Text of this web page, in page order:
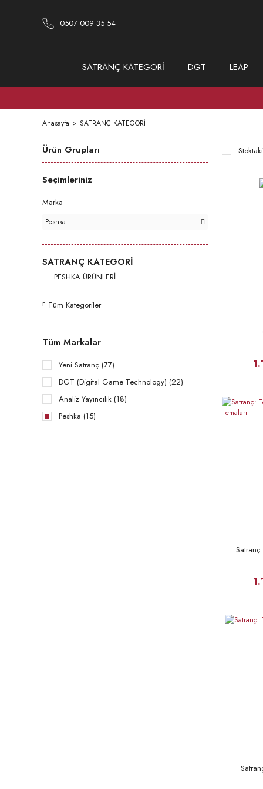
0507 009 35 54
SATRANÇ KATEGORİ DGT LEAP
Anasayfa SATRANÇ KATEGORİ
Ürün Grupları
Seçimleriniz
Marka
Peshka
SATRANÇ KATEGORİ
PESHKA ÜRÜNLERİ
Tüm Kategoriler
Tüm Markalar
Yeni Satranç (77)
DGT (Digital Game Technology) (22)
Analiz Yayıncılık (18)
Peshka (15)